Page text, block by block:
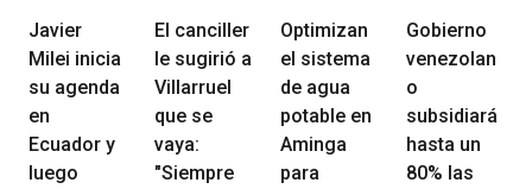
Javier
Milei inicia
su agenda
en
Ecuador y
luego
El canciller
le sugirió a
Villarruel
que se
vaya:
"Siempre
Optimizan
el sistema
de agua
potable en
Aminga
para
Gobierno
venezolan
o
subsidiará
hasta un
80% las